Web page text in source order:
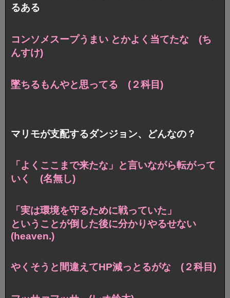
るある
コンソメスープうまい とかよく当てたな (ち
んすけ)
墜ちるもんやと思ってる (２科目)
マリモが支配するダンジョン、どんなの？
「よくここまで来たな」と言いながら転がって
いく (名無し)
「実は環境を守るために戦っていた」
ということが倒した後に分かりやるせない
(heaven.)
やくそうと間違えてHP減っとるがな (２科目)